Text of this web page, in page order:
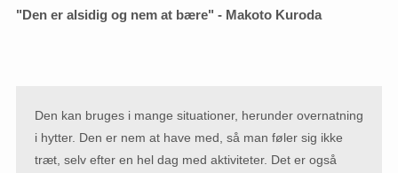
"Den er alsidig og nem at bære" - Makoto Kuroda
Den kan bruges i mange situationer, herunder overnatning
i hytter. Den er nem at have med, så man føler sig ikke
træt, selv efter en hel dag med aktiviteter. Det er også